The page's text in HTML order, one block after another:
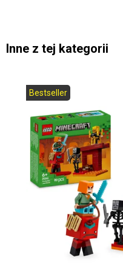
Inne z tej kategorii
Bestseller